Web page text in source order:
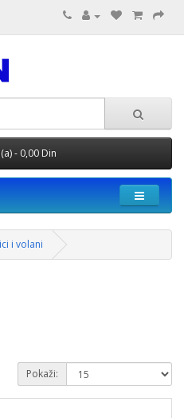
- 0,00 Din
i volani
Pokaži: